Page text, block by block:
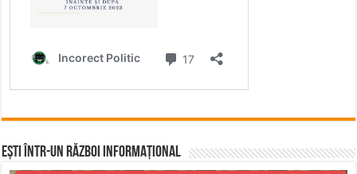
Ești într-un RĂZBOI INFORMAȚIONAL